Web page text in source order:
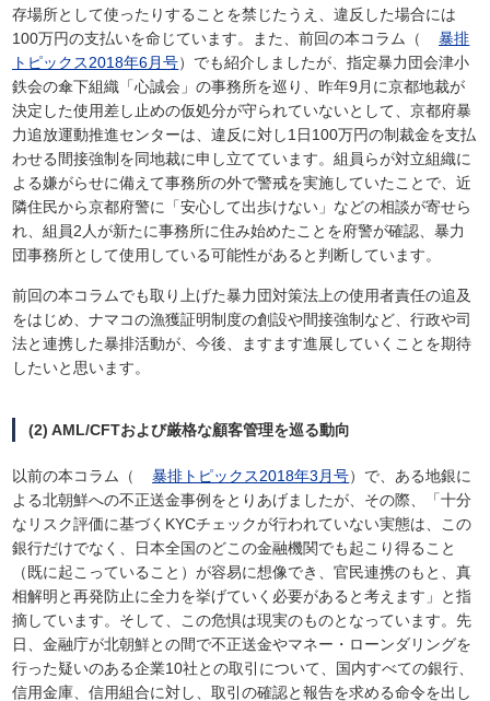
存場所として使ったりすることを禁じたうえ、違反した場合には
100万円の支払いを命じています。また、前回の本コラム（
暴排
トピックス2018年6月号）でも紹介しましたが、指定暴力団会津小
鉄会の傘下組織「心誠会」の事務所を巡り、昨年9月に京都地裁が
決定した使用差し止めの仮処分が守られていないとして、京都府暴
力追放運動推進センターは、違反に対し1日100万円の制裁金を支払
わせる間接強制を同地裁に申し立てています。組員らが対立組織に
よる嫌がらせに備えて事務所の外で警戒を実施していたことで、近
隣住民から京都府警に「安心して出歩けない」などの相談が寄せら
れ、組員2人が新たに事務所に住み始めたことを府警が確認、暴力
団事務所として使用している可能性があると判断しています。
前回の本コラムでも取り上げた暴力団対策法上の使用者責任の追及
をはじめ、ナマコの漁獲証明制度の創設や間接強制など、行政や司
法と連携した暴排活動が、今後、ますます進展していくことを期待
したいと思います。
(2) AML/CFTおよび厳格な顧客管理を巡る動向
以前の本コラム（ 暴排トピックス2018年3月号）で、ある地銀に
よる北朝鮮への不正送金事例をとりあげましたが、その際、「十分
なリスク評価に基づくKYCチェックが行われていない実態は、この
銀行だけでなく、日本全国のどこの金融機関でも起こり得ること
（既に起こっていること）が容易に想像でき、官民連携のもと、真
相解明と再発防止に全力を挙げていく必要があると考えます」と指
摘しています。そして、この危惧は現実のものとなっています。先
日、金融庁が北朝鮮との間で不正送金やマネー・ローンダリングを
行った疑いのある企業10社との取引について、国内すべての銀行、
信用金庫、信用組合に対し、取引の確認と報告を求める命令を出し